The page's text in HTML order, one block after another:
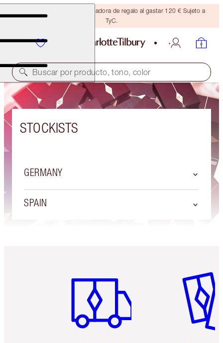
Consigue una brocha bronceadora de regalo al gastar 120 € Sujeto a
TyC.
Buscar por producto, tono, color
STOCKISTS
GERMANY
SPAIN